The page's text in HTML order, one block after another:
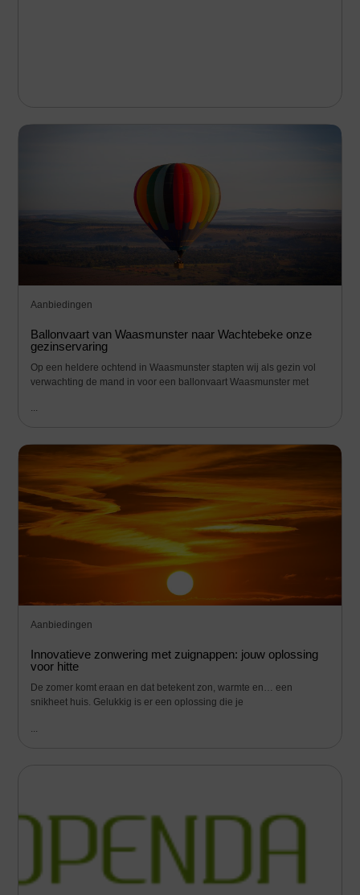
Aanbiedingen
Ballonvaart van Waasmunster naar Wachtebeke onze
gezinservaring
Op een heldere ochtend in Waasmunster stapten wij als gezin vol
verwachting de mand in voor een ballonvaart Waasmunster met
...
Aanbiedingen
Innovatieve zonwering met zuignappen: jouw oplossing
voor hitte
De zomer komt eraan en dat betekent zon, warmte en… een
snikheet huis. Gelukkig is er een oplossing die je